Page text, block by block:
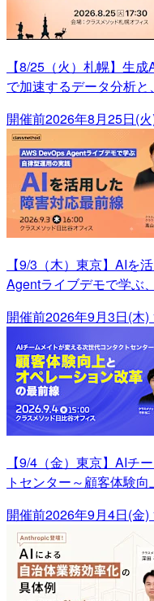
【8/25（火）札幌】生
で加速するデータ分析
開催前2026年8月25日(
【9/3（木）東京】AIを
Agentライブデモで学ぶ
開催前2026年9月3日(木)
【9/4（金）東京】AIチ
トセンター～顧客体験
開催前2026年9月4日(金)